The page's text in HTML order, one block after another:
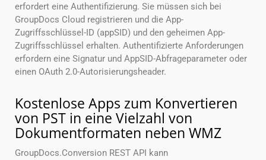
erfordert eine Authentifizierung. Sie müssen sich bei
GroupDocs Cloud registrieren und die App-
Zugriffsschlüssel-ID (appSID) und den geheimen App-
Zugriffsschlüssel erhalten. Authentifizierte Anforderungen
erfordern eine Signatur und AppSID-Abfrageparameter oder
einen OAuth 2.0-Autorisierungsheader.
Kostenlose Apps zum Konvertieren
von PST in eine Vielzahl von
Dokumentformaten neben WMZ
GroupDocs.Conversion REST API kann